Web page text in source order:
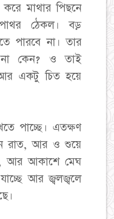
মাথার পিছনে
পাথর ঠেকল। বড়
পারবে না। তার
না কেন? ও তাই
একটু চিত হয়ে
পাচ্ছে। এতক্ষণ
রাত, আর ও শুয়ে
আর আকাশে মেঘ
আর জ্বলজ্বলে